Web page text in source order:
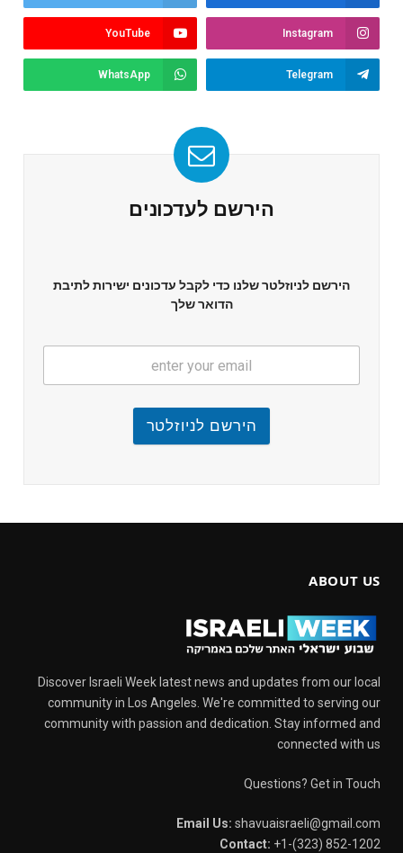
Instagram
YouTube
Telegram
WhatsApp
הירשם לעדכונים
הירשם לניוזלטר שלנו כדי לקבל עדכונים ישירות לתיבת
הדואר שלך
הירשם לניוזלטר
ABOUT US
Discover Israeli Week latest news and updates from our local
community in Los Angeles. We're committed to serving our
community with passion and dedication. Stay informed and
connected with us
Questions? Get in Touch
Email Us: shavuaisraeli@gmail.com
Contact: +1-(323) 852-1202